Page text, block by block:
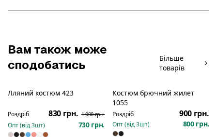
Вам також може
сподобатись
Більше
товарів
Лляний костюм 423
Роздріб 830 грн. 1 000 грн.
Опт (від3шт) 730 грн.
Новинка
Костюм брючний жилет
1055
Роздріб 900 грн.
Опт (від3шт) 800 грн.